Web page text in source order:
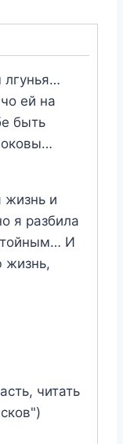
ей на
быть
жизнь и
я разбила
И
жизнь,
читать